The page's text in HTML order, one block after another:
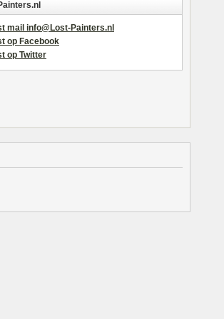
mail info@Lost-Painters.nl
op Facebook
op Twitter